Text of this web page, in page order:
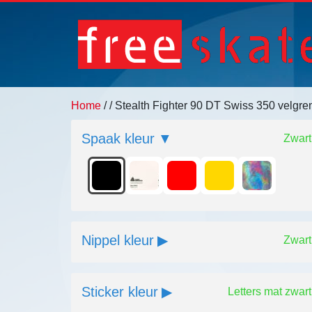
Home // Stealth Fighter 90 DT Swiss 350
Spaak kleur Zwart
Nippel kleur Zwart
Sticker kleur Letters mat zwart